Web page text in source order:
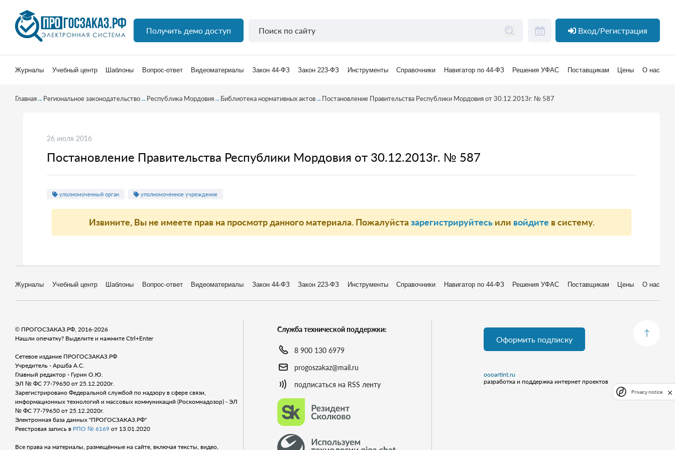
Получить демо доступ Вход/Регистрация
Журналы Учебный центр Шаблоны Вопрос-ответ Видеоматериалы Закон 44-ФЗ Закон 223-ФЗ Инструменты Справочники Навигатор по 44-ФЗ Решения УФАС Поставщикам Цены О нас
Главная→Региональное законодательство→Республика Мордовия→Библиотека нормативных актов→Постановление Правительства Республики Мордовия от 30.12.2013г. № 587
26 июля 2016
Постановление Правительства Республики Мордовия от 30.12.2013г. № 587
уполномоченный орган уполномоченное учреждение
Извините, Вы не имеете прав на просмотр данного материала. Пожалуйстазарегистрируйтесьили войдите в систему.
Журналы Учебный центр Шаблоны Вопрос-ответ Видеоматериалы Закон 44-ФЗ Закон 223-ФЗ Инструменты Справочники Навигатор по 44-ФЗ Решения УФАС Поставщикам Цены О нас
© ПРОГОСЗАКАЗ.РФ, 2016-2026
Нашли опечатку? Выделите и нажмите Ctrl+Enter
Сетевое издание ПРОГОСЗАКАЗ.РФ
Учредитель - Аршба А.С.
Главный редактор - Гурин О.Ю.
ЭЛ № ФС 77-79650 от 25.12.2020г.
Зарегистрировано Федеральной службой по надзору в сфере связи,
информационных технологий и массовых коммуникаций (Роскомнадозор) - ЭЛ
№ ФС 77-79650 от 25.12.2020г.
Электронная база данных "ПРОГОСЗАКАЗ.РФ"
Реестровая запись в РПО № 6169 от 13.01.2020
Все права на материалы, размещённые на сайте, включая тексты, видео,
Служба технической поддержки:
8 900 130 6979
progoszakaz@mail.ru
подписаться на RSS ленту
Оформить подписку
oooartint.ru
разработка и поддержка интернет проектов
Privacy notice